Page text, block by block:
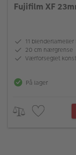
Fujifilm XF
11
20 cm nærgrense
Værforseglet
På lager